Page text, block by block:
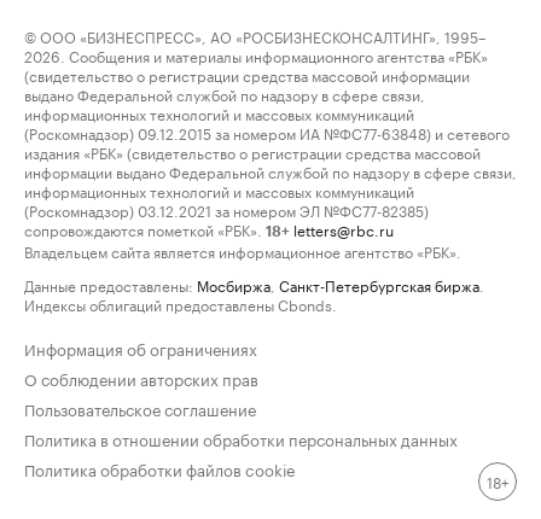
© ООО «БИЗНЕСПРЕСС», АО «РОСБИЗНЕСКОНСАЛТИНГ», 1995–
2026. Сообщения и материалы информационного агентства «РБК»
(свидетельство о регистрации средства массовой информации
выдано Федеральной службой по надзору в сфере связи,
информационных технологий и массовых коммуникаций
(Роскомнадзор) 09.12.2015 за номером ИА №ФС77-63848) и сетевого
издания «РБК» (свидетельство о регистрации средства массовой
информации выдано Федеральной службой по надзору в сфере связи,
информационных технологий и массовых коммуникаций
(Роскомнадзор) 03.12.2021 за номером ЭЛ №ФС77-82385)
сопровождаются пометкой «РБК».
18+ letters@rbc.ru
Владельцем сайта является информационное агентство «РБК».
Данные предоставлены: Мосбиржа Санкт-Петербургская биржа
Индексы облигаций предоставлены Cbonds.
Информация об ограничениях
О соблюдении авторских прав
Пользовательское соглашение
Политика в отношении обработки персональных данных
Политика обработки файлов cookie
18+